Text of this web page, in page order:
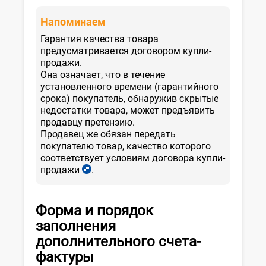
Напоминаем
Гарантия качества товара
предусматривается договором купли-
продажи.
Она означает, что в течение
установленного времени (гарантийного
срока) покупатель, обнаружив скрытые
недостатки товара, может предъявить
продавцу претензию.
Продавец же обязан передать
покупателю товар, качество которого
соответствует условиям договора купли-
продажи
.
Форма и порядок
заполнения
дополнительного счета-
фактуры